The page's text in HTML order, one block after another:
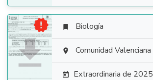

  Biología
 Comunidad Valenciana
 Extraordinaria de 2025